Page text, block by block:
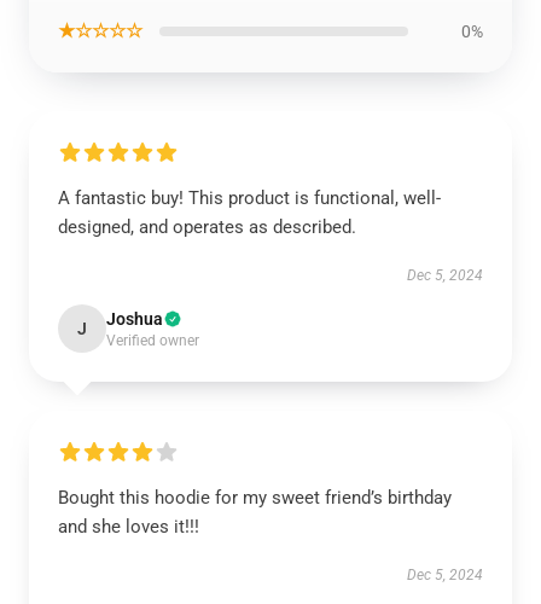
★☆☆☆☆ 0%
A fantastic buy! This product is functional, well-
designed, and operates as described.
Dec 5, 2024
J Joshua
Verified owner
Bought this hoodie for my sweet friend’s birthday
and she loves it!!!
Dec 5, 2024